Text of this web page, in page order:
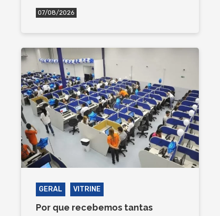
07/08/2026
GERAL VITRINE
Por que recebemos tantas